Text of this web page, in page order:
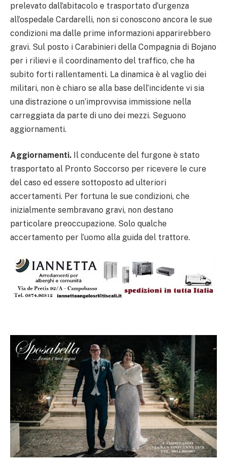
prelevato dall’abitacolo e trasportato d’urgenza
all’ospedale Cardarelli, non si conoscono ancora le sue
condizioni ma dalle prime informazioni apparirebbero
gravi. Sul posto i Carabinieri della Compagnia di Bojano
per i rilievi e il coordinamento del traffico, che ha
subito forti rallentamenti. La dinamica è al vaglio dei
militari, non è chiaro se alla base dell’incidente vi sia
una distrazione o un’improvvisa immissione nella
carreggiata da parte di uno dei mezzi. Seguono
aggiornamenti.
Aggiornamenti. Il conducente del furgone è stato
trasportato al Pronto Soccorso per ricevere le cure
del caso ed essere sottoposto ad ulteriori
accertamenti. Per fortuna le sue condizioni, che
inizialmente sembravano gravi, non destano
particolare preoccupazione. Solo qualche
accertamento per l’uomo alla guida del trattore.